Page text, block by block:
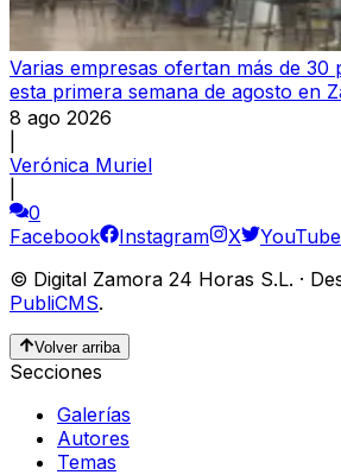
Varias empresas ofertan más de 30
esta primera semana de agosto en
8 ago 2026
Verónica Muriel
0
Facebook
Instagram X YouTube
© Digital Zamora 24 Horas S.L. ·
PubliCMS.
Volver arriba
Secciones
Galerías
Autores
Temas